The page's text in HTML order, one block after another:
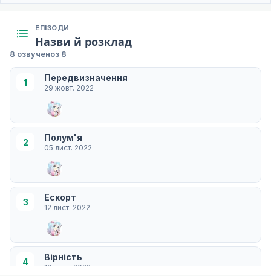
ЕПІЗОДИ
Назви й розклад
8 озвученоз 8
1 Передвизначення
29 жовт. 2022
2 Полум'я
05 лист. 2022
3 Ескорт
12 лист. 2022
4 Вірність
19 лист. 2022